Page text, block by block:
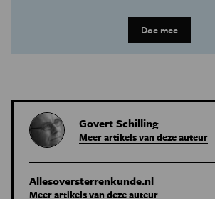
Doe mee
Govert Schilling
Meer artikels van deze auteur
Allesoversterrenkunde.nl
Meer artikels van deze auteur